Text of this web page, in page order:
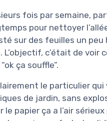
fois par semaine,
pour nettoyer
sur des feuilles un
c’était de voir
ça souffle”.
le particulier
de jardin, sans
papier ça a l’air